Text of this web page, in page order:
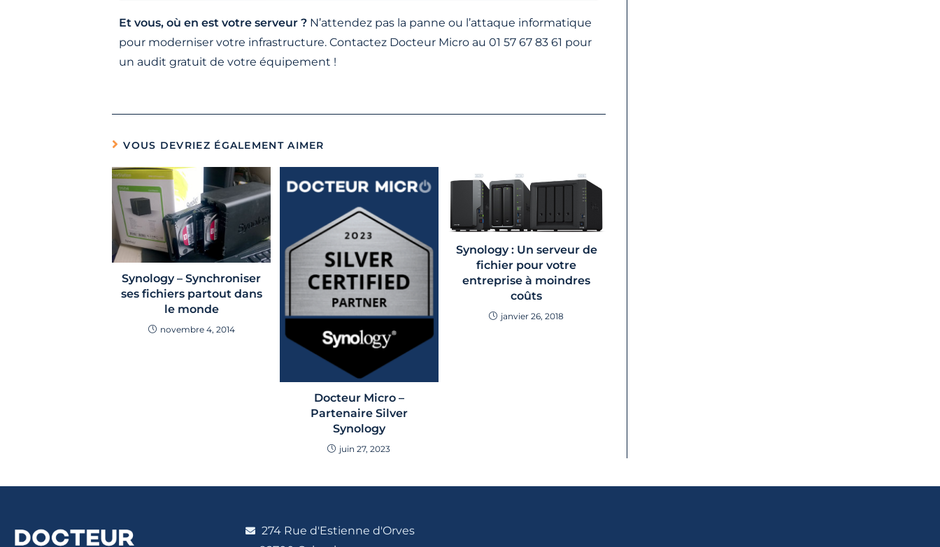
Et vous, où en est votre serveur ? N’attendez pas la panne ou l’attaque informatique
pour moderniser votre infrastructure. Contactez Docteur Micro au 01 57 67 83 61 pour
un audit gratuit de votre équipement !
VOUS DEVRIEZ ÉGALEMENT AIMER
Synology – Synchroniser
ses fichiers partout dans
le monde
novembre 4, 2014
Docteur Micro –
Partenaire Silver
Synology
juin 27, 2023
Synology : Un serveur de
fichier pour votre
entreprise à moindres
coûts
janvier 26, 2018
274 Rue d'Estienne d'Orves